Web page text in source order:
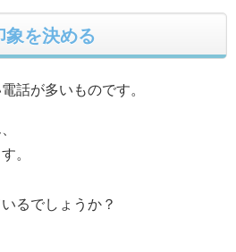
象を決める
話が多いものです。
。
るでしょうか？